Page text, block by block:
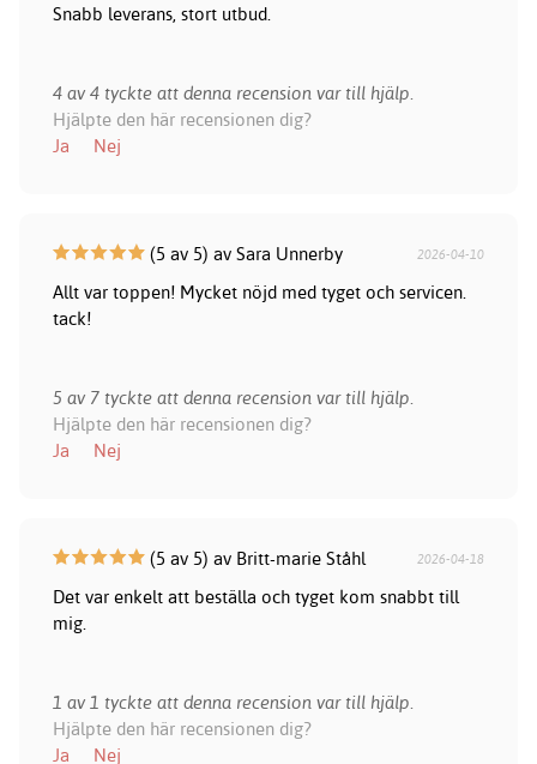
Snabb leverans, stort utbud.
4 av 4 tyckte att denna recension var till hjälp.
Hjälpte den här recensionen dig?
Ja
Nej
(5 av 5) av Sara Unnerby 2026-04-10
Allt var toppen! Mycket nöjd med tyget och servicen.
tack!
5 av 7 tyckte att denna recension var till hjälp.
Hjälpte den här recensionen dig?
Ja
Nej
(5 av 5) av Britt-marie Ståhl 2026-04-18
Det var enkelt att beställa och tyget kom snabbt till
mig.
1 av 1 tyckte att denna recension var till hjälp.
Hjälpte den här recensionen dig?
Ja
Nej